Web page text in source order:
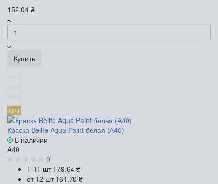
152.04 ₴
Купить
ХИТ
Краска Belife Aqua Paint белая (А40)
В наличии
A40
0
1-11 шт 179.64 ₴
от 12 шт 161.70 ₴